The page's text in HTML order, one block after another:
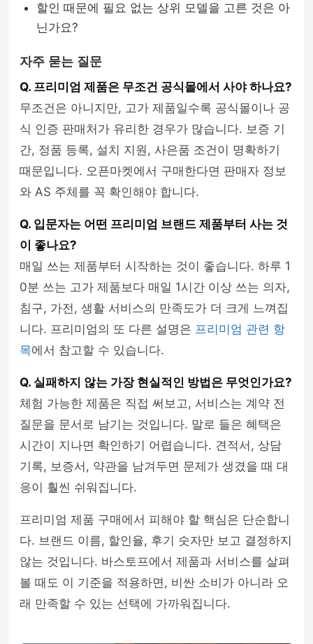
할인 때문에 필요 없는 상위 모델을 고른 것은 아
닌가요?
자주 묻는 질문
Q. 프리미엄 제품은 무조건 공식몰에서 사야 하나요?
무조건은 아니지만, 고가 제품일수록 공식몰이나 공
식 인증 판매처가 유리한 경우가 많습니다. 보증 기
간, 정품 등록, 설치 지원, 사은품 조건이 명확하기
때문입니다. 오픈마켓에서 구매한다면 판매자 정보
와 AS 주체를 꼭 확인해야 합니다.
Q. 입문자는 어떤 프리미엄 브랜드 제품부터 사는 것
이 좋나요?
매일 쓰는 제품부터 시작하는 것이 좋습니다. 하루 1
0분 쓰는 고가 제품보다 매일 1시간 이상 쓰는 의자,
침구, 가전, 생활 서비스의 만족도가 더 크게 느껴집
니다. 프리미엄의 또 다른 설명은 프리미엄 관련 항
목에서 참고할 수 있습니다.
Q. 실패하지 않는 가장 현실적인 방법은 무엇인가요?
체험 가능한 제품은 직접 써보고, 서비스는 계약 전
질문을 문서로 남기는 것입니다. 말로 들은 혜택은
시간이 지나면 확인하기 어렵습니다. 견적서, 상담
기록, 보증서, 약관을 남겨두면 문제가 생겼을 때 대
응이 훨씬 쉬워집니다.
프리미엄 제품 구매에서 피해야 할 핵심은 단순합니
다. 브랜드 이름, 할인율, 후기 숫자만 보고 결정하지
않는 것입니다. 바스토프에서 제품과 서비스를 살펴
볼 때도 이 기준을 적용하면, 비싼 소비가 아니라 오
래 만족할 수 있는 선택에 가까워집니다.